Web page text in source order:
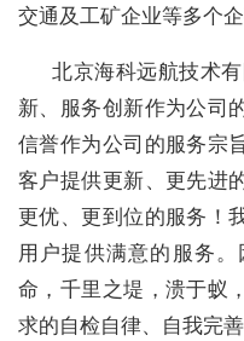
交通及工矿企业等多个企
北京海科远航技术
新、服务创新作为公司
信誉作为公司的服务宗
客户提供更新、更先进
更优、更到位的服务！
用户提供满意的服务
命，千里之堤，溃于蚁
求的自检自律、自我完